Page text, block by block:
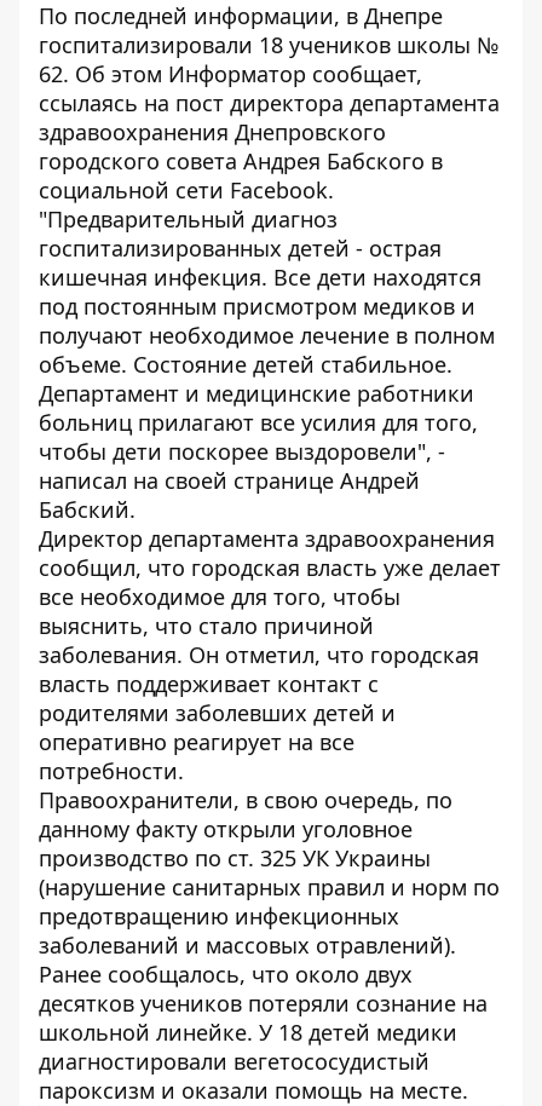
По последней информации, в Днепре
госпитализировали 18 учеников школы №
62. Об этом Информатор сообщает,
ссылаясь на пост директора департамента
здравоохранения Днепровского
городского совета Андрея Бабского в
социальной сети Facebook.
"Предварительный диагноз
госпитализированных детей - острая
кишечная инфекция. Все дети находятся
под постоянным присмотром медиков и
получают необходимое лечение в полном
объеме. Состояние детей стабильное.
Департамент и медицинские работники
больниц прилагают все усилия для того,
чтобы дети поскорее выздоровели", -
написал на своей странице Андрей
Бабский.
Директор департамента здравоохранения
сообщил, что городская власть уже делает
все необходимое для того, чтобы
выяснить, что стало причиной
заболевания. Он отметил, что городская
власть поддерживает контакт с
родителями заболевших детей и
оперативно реагирует на все
потребности.
Правоохранители, в свою очередь, по
данному факту открыли уголовное
производство по ст. 325 УК Украины
(нарушение санитарных правил и норм по
предотвращению инфекционных
заболеваний и массовых отравлений).
Ранее сообщалось, что около двух
десятков учеников потеряли сознание на
школьной линейке. У 18 детей медики
диагностировали вегетососудистый
пароксизм и оказали помощь на месте.